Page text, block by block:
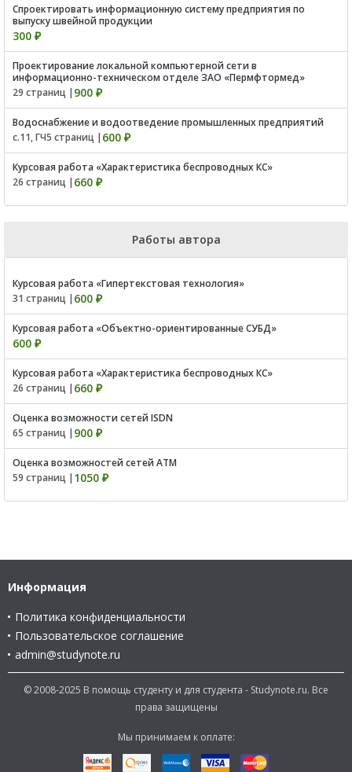
Спроектировать информационную систему предприятия по
выпуску швейной продукции
300 ₽
Проектирование локальной компьютерной сети в
информационно-техническом отделе ЗАО «Пермфтормед»
29 страниц | 900 ₽
Водоснабжение и водоотведение промышленных предприятий
с.11, ГЧ5 страниц | 600 ₽
Курсовая работа «Характеристика беспроводных КС»
26 страниц | 660 ₽
Работы автора
Курсовая работа «Гипертекстовая технология»
31 страниц | 600 ₽
Курсовая работа «Объектно-ориентированные СУБД»
600 ₽
Курсовая работа «Характеристика беспроводных КС»
26 страниц | 660 ₽
Оценка возможности сетей ISDN
65 страниц | 900 ₽
Оценка возможностей сетей ATM
59 страниц | 1050 ₽
Информация
Политика конфиденциальности
Пользовательское соглашение
admin@studynote.ru
© 2008-2025 В помощь студенту и для студента - Studynote.ru. Все
права защищены
Мы принимаем к оплате: